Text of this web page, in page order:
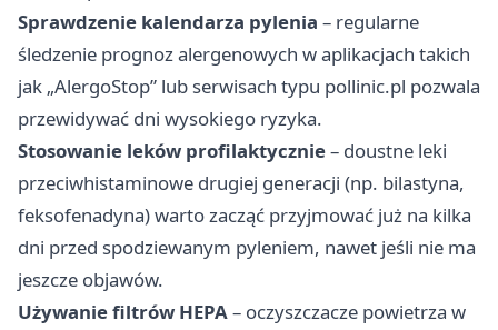
Sprawdzenie kalendarza pylenia – regularne
śledzenie prognoz alergenowych w aplikacjach takich
jak „AlergoStop” lub serwisach typu pollinic.pl pozwala
przewidywać dni wysokiego ryzyka.
Stosowanie leków profilaktycznie– doustne leki
przeciwhistaminowe drugiej generacji (np. bilastyna,
feksofenadyna) warto zacząć przyjmować już na kilka
dni przed spodziewanym pyleniem, nawet jeśli nie ma
jeszcze objawów.
Używanie filtrów HEPA– oczyszczacze powietrza w